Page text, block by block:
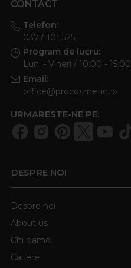
CONTACT
Telefon:
0377 101 525
Program de lucru:
Luni - Vineri / 10:00 - 15:00
Email:
office@procosmetic.ro
URMARESTE-NE PE:
DESPRE NOI
Despre noi
About us
Chi siamo
Cariere